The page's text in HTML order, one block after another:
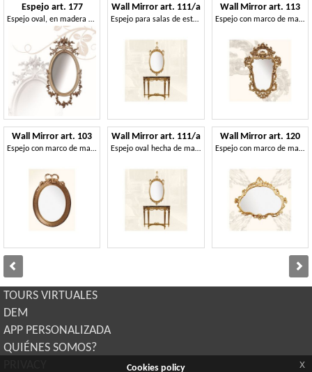
Espejo art. 177
Espejo oval, en madera de tilo, tallada a mano finamente con flores
Wall Mirror art. 103
Espejo con marco de madera, estilo Luis XVI
Wall Mirror art. 111/a
Espejo para salas de estar y comedores, estilo clásico
Wall Mirror art. 111/a
Espejo oval hecha de madera de tilo, de estilo clásico
Wall Mirror art. 113
Espejo con marco de madera, de estilo rococó
Wall Mirror art. 120
Espejo con marco de madera, de estilo barroco tardío
TOURS VIRTUALES
DEM
APP PERSONALIZADA
QUIÉNES SOMOS?
Cookies policy x